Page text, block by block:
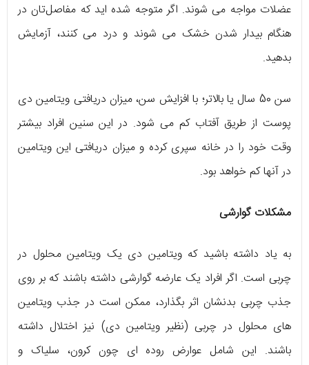
عضلات مواجه می‌ شوند. اگر متوجه شده‌ اید که مفاصل‌تان در
هنگام بیدار شدن خشک می‌ شوند و درد می‌ کنند، آزمایش
بدهید.
سن 50 سال یا بالاتر؛ با افزایش سن، میزان دریافتی ویتامین دی
پوست از طریق آفتاب کم می شود. در این سنین افراد بیشتر
وقت خود را در خانه سپری کرده و میزان دریافتی این ویتامین
در آنها کم خواهد بود.
مشکلات گوارشی
به یاد داشته باشید که ویتامین دی یک ویتامین محلول در
چربی است. اگر افراد یک عارضه گوارشی داشته باشند که بر روی
جذب چربی بدنشان اثر بگذارد، ممکن است در جذب ویتامین
های محلول در چربی (نظیر ویتامین دی) نیز اختلال داشته
باشند. این شامل عوارض روده ای چون کرون، سلیاک و